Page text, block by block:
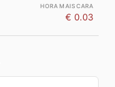
€ 0.03